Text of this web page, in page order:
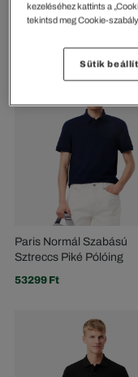
Galléros Póló L.12.12
Paris Normál Szabású
Sztreccs Piké Pólóing
53299 Ft
kezeléséhez kattints a
tekintsd meg Cookie-
Sütik